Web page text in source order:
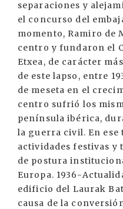
separaciones y
el concurso del
momento, Ramiro de
centro y fundaron el
Etxea, de carácter
de este lapso, entre
de meseta en el
centro sufrió los
península ibérica,
la guerra civil. En
actividades festivas y
de postura
Europa. 1936-
edificio del Laurak
causa de la